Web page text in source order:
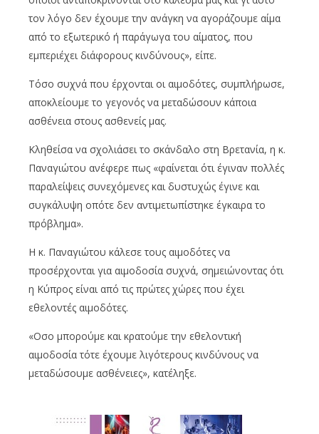
τον λόγο δεν έχουμε την ανάγκη να αγοράζουμε αίμα
από το εξωτερικό ή παράγωγα του αίματος, που
εμπεριέχει διάφορους κινδύνους», είπε.
Τόσο συχνά που έρχονται οι αιμοδότες, συμπλήρωσε,
αποκλείουμε το γεγονός να μεταδώσουν κάποια
ασθένεια στους ασθενείς μας.
Κληθείσα να σχολιάσει το σκάνδαλο στη Βρετανία, η κ.
Παναγιώτου ανέφερε πως «φαίνεται ότι έγιναν πολλές
παραλείψεις συνεχόμενες και δυστυχώς έγινε και
συγκάλυψη οπότε δεν αντιμετωπίστηκε έγκαιρα το
πρόβλημα».
Η κ. Παναγιώτου κάλεσε τους αιμοδότες να
προσέρχονται για αιμοδοσία συχνά, σημειώνοντας ότι
η Κύπρος είναι από τις πρώτες χώρες που έχει
εθελοντές αιμοδότες.
«Οσο μπορούμε και κρατούμε την εθελοντική
αιμοδοσία τότε έχουμε λιγότερους κινδύνους να
μεταδώσουμε ασθένειες», κατέληξε.